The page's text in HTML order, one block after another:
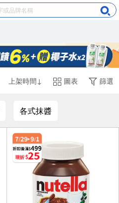
上架時間↓ 圖表 篩選
各式抹醬